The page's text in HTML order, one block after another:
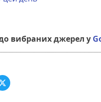
вибраних джерел у